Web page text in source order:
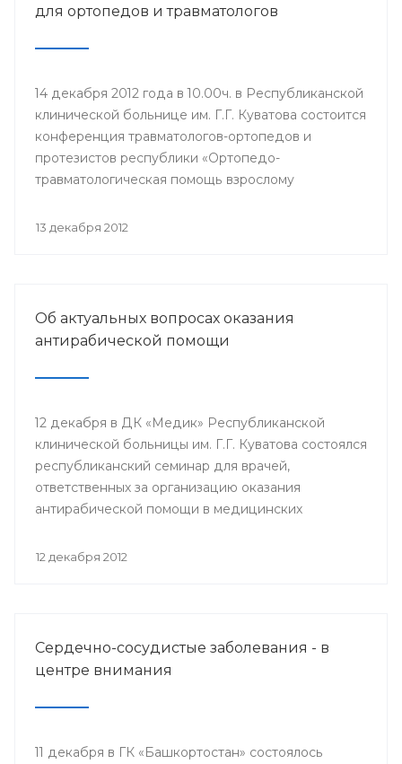
для ортопедов и травматологов
14 декабря 2012 года в 10.00ч. в Республиканской
клинической больнице им. Г.Г. Куватова состоится
конференция травматологов-ортопедов и
протезистов республики «Ортопедо-
травматологическая помощь взрослому
Мероприятие организовано Минздравом РБ в
13 декабря 2012
Об актуальных вопросах оказания
антирабической помощи
12 декабря в ДК «Медик» Республиканской
клинической больницы им. Г.Г. Куватова состоялся
республиканский семинар для врачей,
ответственных за организацию оказания
антирабической помощи в медицинских
организовано Минздравом РБ с целью
12 декабря 2012
Сердечно-сосудистые заболевания - в
центре внимания
11 декабря в ГК «Башкортостан» состоялось